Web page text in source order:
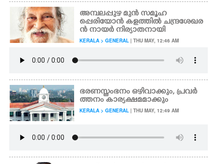
അമ്പലപ്പുഴ മുൻ സമൂഹ
പ്പെരിയോൻ കളത്തിൽ ചന്ദ്രശേഖര
ൻ നായർ നിര്യാതനായി
KERALA > GENERAL | THU MAY, 12:46 AM
ഭരണസ്തംഭനം ഒഴിവാക്കും, പ്രവർ
ത്തനം കാര്യക്ഷമമാക്കും
KERALA > GENERAL | THU MAY, 12:49 AM